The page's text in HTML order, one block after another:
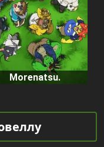
Morenatsu.